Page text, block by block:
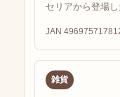
セリアから登場
JAN
雑貨